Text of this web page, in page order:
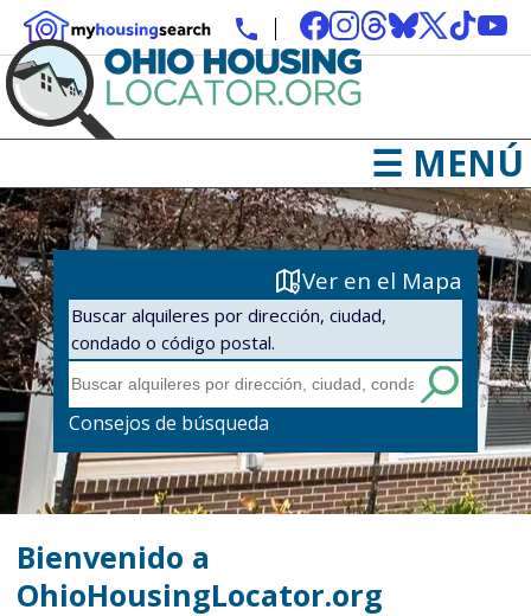
☰ MENÚ
Ver en el Mapa
Buscar alquileres por dirección, ciudad,
condado o código postal.
Consejos de búsqueda
Bienvenido a
OhioHousingLocator.org